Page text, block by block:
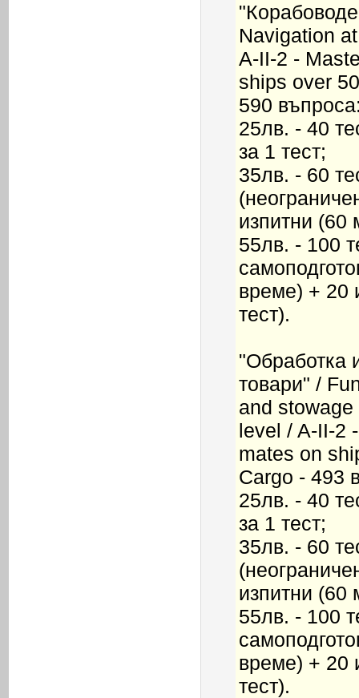
Navigation
A-II-2 -
ships over
590
25лв. - 40
за 1 тест;
35лв. - 60
изпитни (60
55лв. - 100
време) + 20
тест).
"Обработка
товари" /
and
level / A-II-2
mates on
Cargo - 493
25лв. - 40
за 1 тест;
35лв. - 60
изпитни (60
55лв. - 100
време) + 20
тест).